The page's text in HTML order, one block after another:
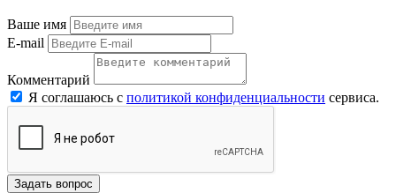
Ваше имя
E-mail
Комментарий
Я соглашаюсь с политикой конфиденциальности сервиса.
Задать вопрос